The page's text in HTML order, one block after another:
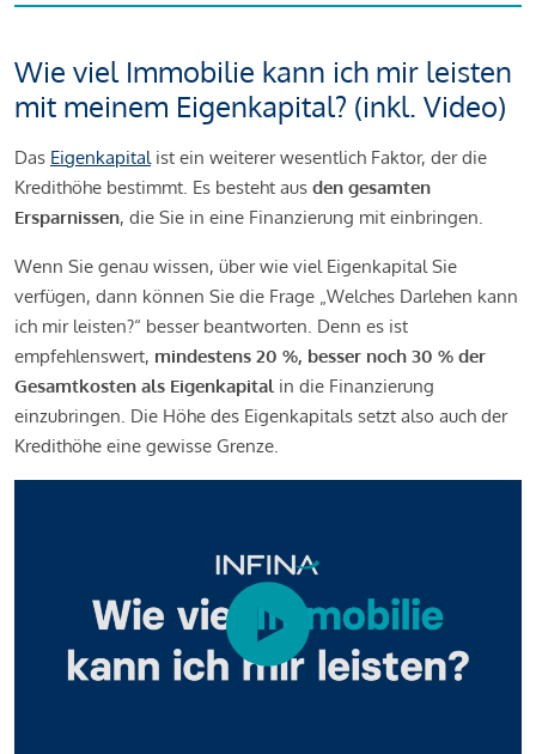
Wie viel Immobilie kann ich mir leisten
mit meinem Eigenkapital? (inkl. Video)
Das Eigenkapitalist ein weiterer wesentlich Faktor, der die
Kredithöhe bestimmt. Es besteht aus den gesamten
Ersparnissen, die Sie in eine Finanzierung mit einbringen.
Wenn Sie genau wissen, über wie viel Eigenkapital Sie
verfügen, dann können Sie die Frage „Welches Darlehen kann
ich mir leisten?“ besser beantworten. Denn es ist
empfehlenswert, mindestens 20 %, besser noch 30 % der
Gesamtkosten als Eigenkapital in die Finanzierung
einzubringen. Die Höhe des Eigenkapitals setzt also auch der
Kredithöhe eine gewisse Grenze.